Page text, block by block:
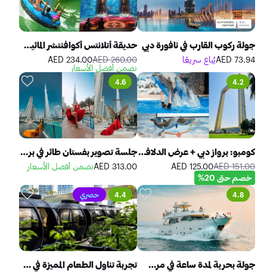
جولة ركوب القارب في نافورة دبي
73.94 AED يُباع سريعًا
حديقة أتلانتس أكوافنتشر المائية وأكواريوم لوست وورلد
260.00 AED
234.00 AED
نضمن أفضل الأسعار
4.2
كومبو: برواز دبي + عرض الدلافين والفقمات - دبي دولفيناريوم
151.00 AED
125.00 AED
خصم حتى 20%
4.6
جلسة تصوير بفستان طائر في برج خليفة
313.00 AED نضمن أفضل الأسعار
4.8
جولة بحرية لمدة ساعة في مرسى دبي.
4.4 حصري
تجربة تناول الطعام المميزة في مطعم ذا بودز